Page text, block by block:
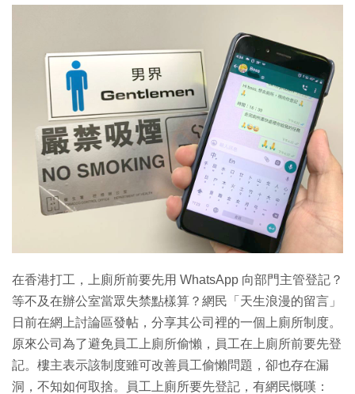
EduTech
生成式AI與雲端應用
Enterprise Digital Transformation
在香港打工，上廁所前要先用 WhatsApp 向部門主管登記？
等不及在辦公室當眾失禁點樣算？網民「天生浪漫的留言」
日前在網上討論區發帖，分享其公司裡的一個上廁所制度。
原來公司為了避免員工上廁所偷懶，員工在上廁所前要先登
記。樓主表示該制度雖可改善員工偷懶問題，卻也存在漏
洞，不知如何取捨。員工上廁所要先登記，有網民慨嘆：